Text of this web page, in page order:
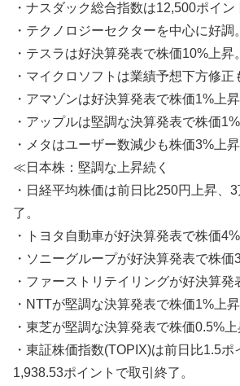
・ナスダック総合指数は12,500ポイン
・テクノロジーセクターを中心に好調。
・テスラは好決算発表で株価10%上昇。
・マイクロソフトは業績予想下方修正
・アマゾンは好決算発表で株価1%上昇
・アップルは堅調な決算発表で株価1%
・メタはユーザー数減少も株価3%上昇
≪日本株：堅調な上昇続く
・日経平均株価は前日比250円上昇、
了。
・トヨタ自動車が好決算発表で株価4%
・ソニーグループが好決算発表で株価
・ファーストリテイリングが好決算発
・NTTが堅調な決算発表で株価1%上昇
・東芝が堅調な決算発表で株価0.5%上
・東証株価指数(TOPIX)は前日比1.5ポ
1,938.53ポイントで取引終了。